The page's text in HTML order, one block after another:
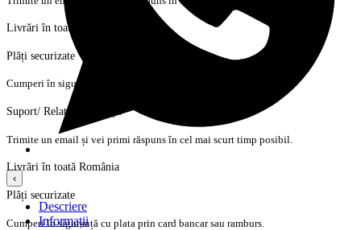
Livrări în toată România
Plăți securizate
Cumperi în siguranță cu plata prin card bancar sau ramburs.
Suport/ Relații cu clienții
Trimite un email și vei primi răspuns în cel mai scurt timp posibil.
Livrări în toată România
Plăți securizate
Cumperi în siguranță cu plata prin card bancar sau ramburs.
‹
Descriere
Informații